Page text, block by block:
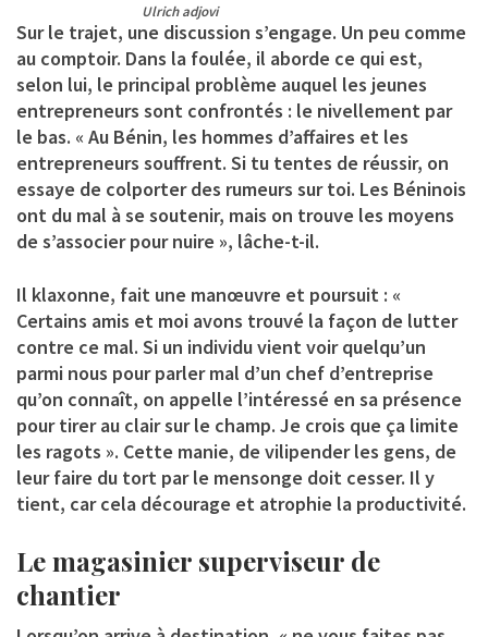
Ulrich adjovi
Sur le trajet, une discussion s’engage. Un peu comme
au comptoir. Dans la foulée, il aborde ce qui est,
selon lui, le principal problème auquel les jeunes
entrepreneurs sont confrontés : le nivellement par
le bas. « Au Bénin, les hommes d’affaires et les
entrepreneurs souffrent. Si tu tentes de réussir, on
essaye de colporter des rumeurs sur toi. Les Béninois
ont du mal à se soutenir, mais on trouve les moyens
de s’associer pour nuire », lâche-t-il.
Il klaxonne, fait une manœuvre et poursuit : «
Certains amis et moi avons trouvé la façon de lutter
contre ce mal. Si un individu vient voir quelqu’un
parmi nous pour parler mal d’un chef d’entreprise
qu’on connaît, on appelle l’intéressé en sa présence
pour tirer au clair sur le champ. Je crois que ça limite
les ragots ». Cette manie, de vilipender les gens, de
leur faire du tort par le mensonge doit cesser. Il y
tient, car cela décourage et atrophie la productivité.
Le magasinier superviseur de
chantier